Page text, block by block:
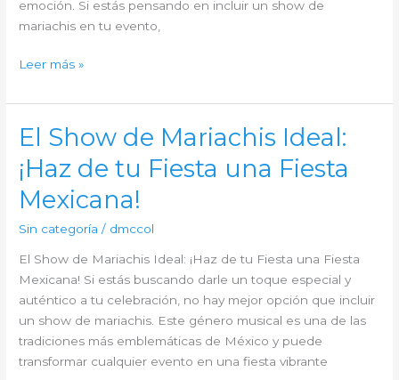
emoción. Si estás pensando en incluir un show de
mariachis en tu evento,
Mariachis
tu
Fiesta:
Cómo
Elegir
Espectáculo
Perfecto
tu
Evento
Leer más »
El Show de Mariachis Ideal:
¡Haz de tu Fiesta una Fiesta
Mexicana!
Sin categoría / dmccol
El Show de Mariachis Ideal: ¡Haz de tu Fiesta una Fiesta
Mexicana! Si estás buscando darle un toque especial y
auténtico a tu celebración, no hay mejor opción que incluir
un show de mariachis. Este género musical es una de las
tradiciones más emblemáticas de México y puede
transformar cualquier evento en una fiesta vibrante